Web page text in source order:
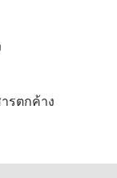
รตกค้าง